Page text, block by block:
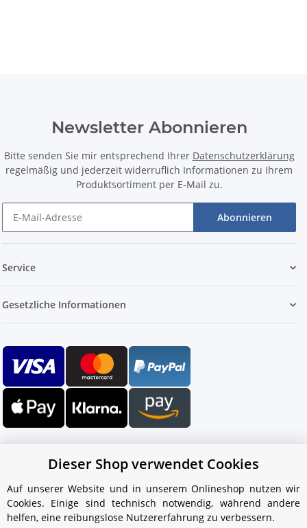
Newsletter Abonnieren
Bitte senden Sie mir entsprechend Ihrer Datenschutzerklärung
regelmäßig und jederzeit widerruflich Informationen zu Ihrem
Produktsortiment per E-Mail zu.
Abonnieren
Service
Gesetzliche Informationen
Ihr WhatsApp-Kontakt zum
Dieser Shop verwendet Cookies
Auf unserer Website und in unserem Onlineshop nutzen wir
Cookies. Einige sind technisch notwendig, während andere
helfen, eine reibungslose Nutzererfahrung zu verbessern.